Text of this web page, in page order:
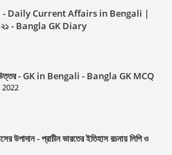
- Daily Current Affairs in Bengali |
২০২১ - Bangla GK Diary
ও উত্তর - GK in Bengali - Bangla GK MCQ
উপাদান - প্রাচীন ভারতের ইতিহাস রচনায় লিপি ও